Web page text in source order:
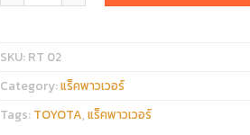
SKU: RT 02
Category:แร็คพาวเวอร์
Tags: TOYOTA, แร็คพาวเวอร์